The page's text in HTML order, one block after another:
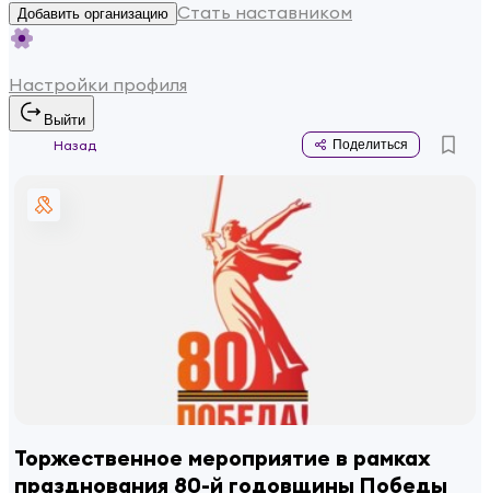
Добавить организацию Стать наставником
Настройки профиля
Выйти
Назад
Поделиться
Торжественное мероприятие в рамках
празднования 80-й годовщины Победы